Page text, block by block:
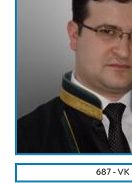
687 - VK